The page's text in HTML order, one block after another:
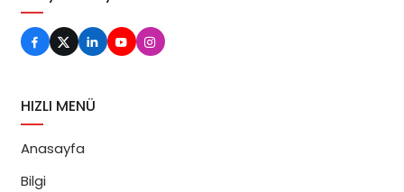
HIZLI MENÜ
Anasayfa
Bilgi